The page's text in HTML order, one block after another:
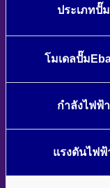
ประเภทปั๊ม
โมเดลปั๊ม
กำลังไฟฟ้า
แรงดันไฟฟ้